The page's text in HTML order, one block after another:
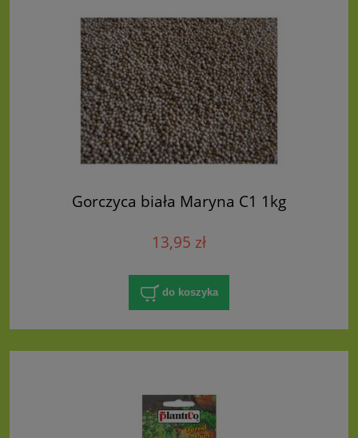
Gorczyca biała Maryna C1 1kg
13,95 zł
do koszyka